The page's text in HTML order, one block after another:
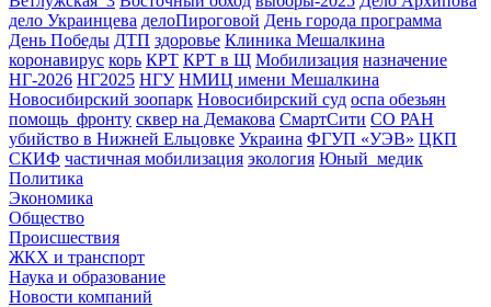
дело Украинцева делоПироговой День города программа
День Победы ДТП здоровье Клиника Мешалкина
коронавирус корь КРТ КРТ в Щ Мобилизация назначение
НГ-2026 НГ2025 НГУ НМИЦ имени Мешалкина
Новосибирский зоопарк Новосибирский суд оспа обезьян
помощь_фронту сквер на Демакова СмартСити СО РАН
убийство в Нижней Ельцовке Украина ФГУП «УЭВ» ЦКП
СКИФ частичная мобилизация экология Юный_медик
Политика
Экономика
Общество
Происшествия
ЖКХ и транспорт
Наука и образование
Новости компаний